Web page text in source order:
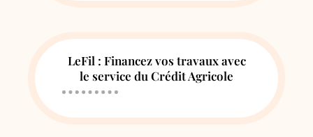
LeFil : Financez vos travaux avec
le service du Crédit Agricole